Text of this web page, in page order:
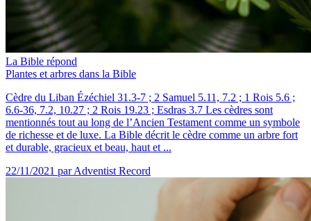
La Bible répond
Plantes et arbres dans la Bible
Cèdre du Liban Ézéchiel 31.3-7 ; 2 Samuel 5.11, 7.2 ; 1 Rois 5.6 ;
6.6-36, 7.2, 10.27 ; 2 Rois 19.23 ; Esdras 3.7 Les cèdres sont
mentionnés tout au long de l’Ancien Testament comme un symbole
de richesse et de luxe. La Bible décrit le cèdre comme un arbre fort
et durable, gracieux et beau, haut et ...
22/11/2021 par Adventist Record